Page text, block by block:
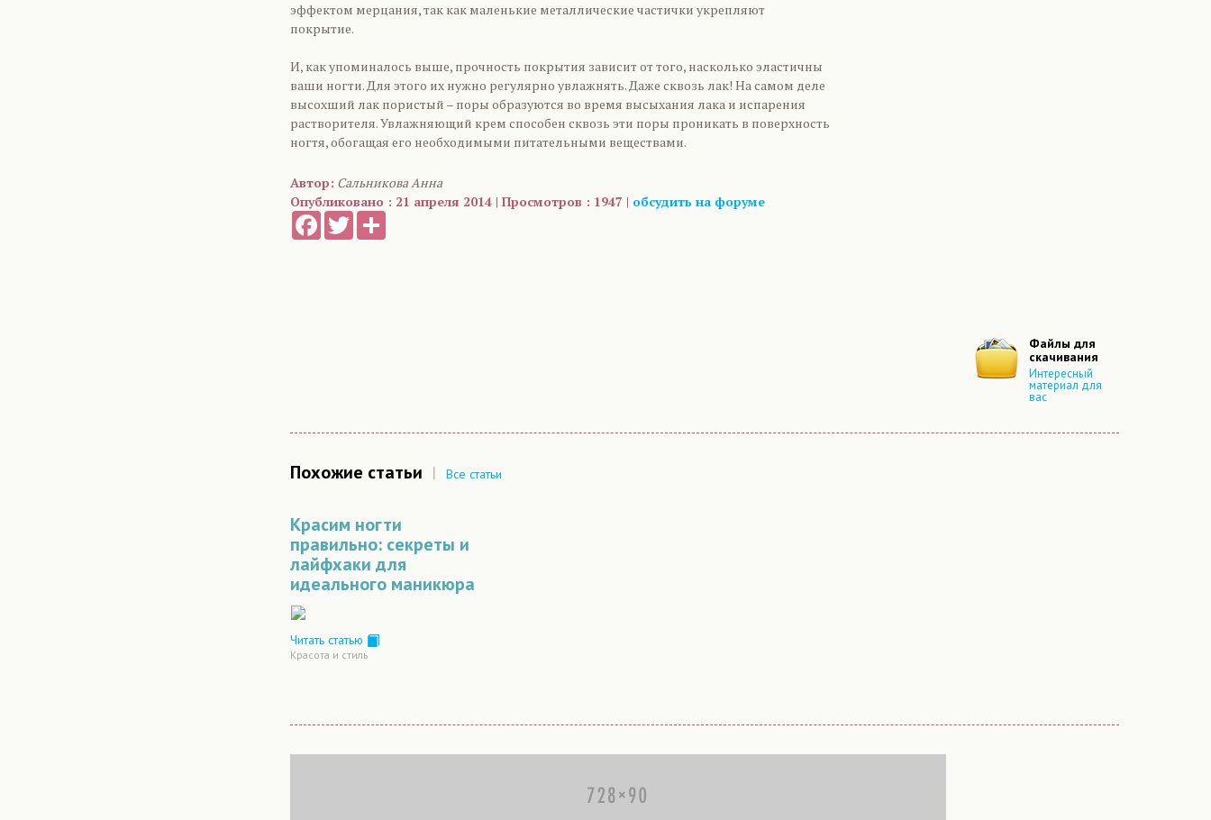
эффектом мерцания, так как маленькие металлические частички укрепляют
покрытие.
И, как упоминалось выше, прочность покрытия зависит от того, насколько эластичны
ваши ногти. Для этого их нужно регулярно увлажнять. Даже сквозь лак! На самом деле
высохший лак пористый – поры образуются во время высыхания лака и испарения
растворителя. Увлажняющий крем способен сквозь эти поры проникать в поверхность
ногтя, обогащая его необходимыми питательными веществами.
Автор: Сальникова Анна
Опубликовано : 21 апреля 2014 | Просмотров : 1947 | обсудить на форуме
FacebookTwitter
Файлы для
скачивания
Интересный
материал для
вас
Похожие статьи | Все статьи
Красим ногти
правильно: секреты и
лайфхаки для
идеального маникюра
Читать статью
Красота и стиль